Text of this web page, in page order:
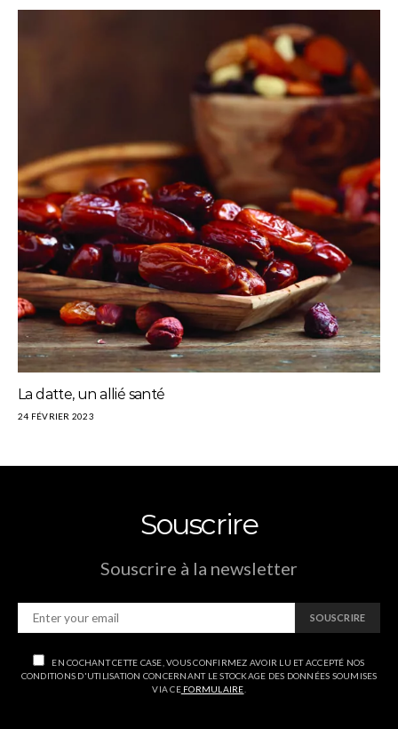
La datte, un allié santé
24 FÉVRIER 2023
Souscrire
Souscrire à la newsletter
SOUSCRIRE
EN COCHANT CETTE CASE, VOUS CONFIRMEZ AVOIR LU ET ACCEPTÉ NOS
CONDITIONS D'UTILISATION CONCERNANT LE STOCKAGE DES DONNÉES SOUMISES
VIA CEFORMULAIRE